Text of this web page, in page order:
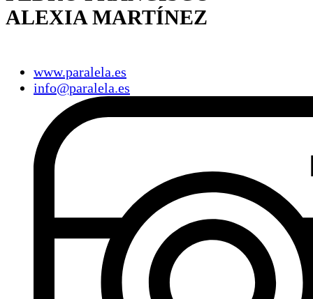
ALEXIA MARTÍNEZ
www.paralela.es
info@paralela.es